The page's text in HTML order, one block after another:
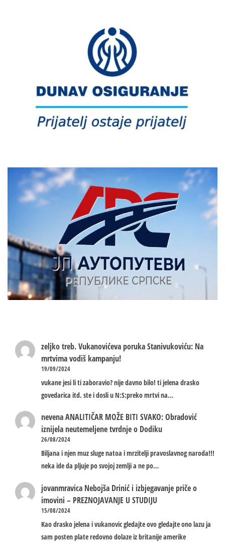
zeljko treb.Vukanovićeva poruka Stanivukoviću: Na
mrtvima vodiš kampanju!
19/09/2024
vukane jesi li ti zaboravio? nije davno bilo! ti jelena drasko
govedarica itd. ste i dosli u N:S:preko mrtvi na…
nevenaANALITIČAR MOŽE BITI SVAKO: Obradović
iznijela neutemeljene tvrdnje o Dodiku
26/08/2024
Biljana i njen muz sluge natoa i mrzitelji pravoslavnog naroda!!!
neka ide da pljuje po svojoj zemlji a ne po…
jovanmravica Nebojša Drinić i izbjegavanje priče o
imovini – PREZNOJAVANJE U STUDIJU
15/08/2024
Kao drasko jelena i vukanovic gledajte ovo gledajte ono lazu ja
sam posten plate redovno dolaze iz britanije amerike